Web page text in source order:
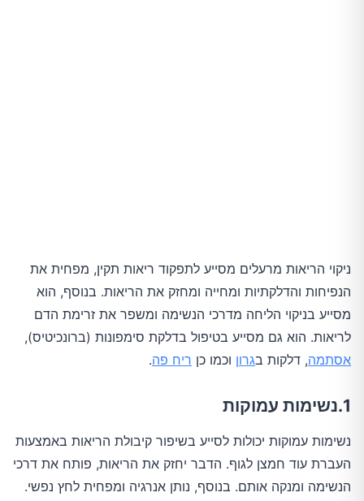
ניקוי הריאות מרעלים מסייע לתפקוד ריאות תקין, מפחית את
הנפיחות והדלקתיות ומחייה ומחזק את הריאות. בנוסף, הוא
מסייע בניקוי הליחה מדרכי הנשימה ומשפר את זרימת הדם
לריאות. הוא גם מסייע בטיפול בדלקת סימפונות (ברונכיטיס),
אסתמה, דלקות בגרון וכמו כן ריח פה.
1.נשימות עמוקות
נשימות עמוקות יכולות לסייע בשיפור קיבולת הריאות באמצעות
העברת עוד חמצן לגוף. הדבר יחזק את הריאות, פותח את דרכי
הנשימה ומנקה אותם. בנוסף, נותן אנרגיה ומפחית לחץ נפשי.